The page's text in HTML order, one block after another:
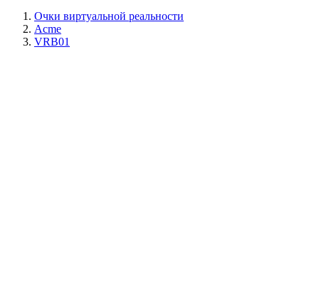
Очки виртуальной реальности
Acme
VRB01